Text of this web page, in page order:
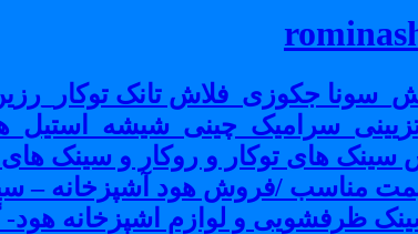
جکوزی_فلاش تانک
های توکار و روکار و سینک های
مناسب /فروش هود آشپزخانه –
ظرفشویی و لوازم اشپزخانه هود-